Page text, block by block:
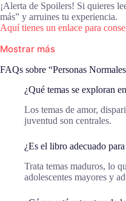
¡Alerta de Spoilers! Si quieres
más” y arruines tu experiencia.
Aquí tienes un enlace para
Mostrar más
FAQs sobre “Personas
¿Qué temas se exploran
Los temas de amor,
juventud son centrales.
¿Es el libro adecuado
Trata temas maduros, lo
adolescentes mayores y